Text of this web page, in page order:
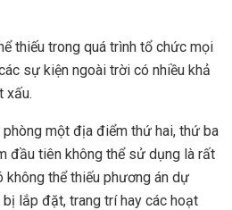
thiếu trong quá trình tổ chức mọi
sự kiện ngoài trời có nhiều khả
xấu.
một địa điểm thứ hai, thứ ba
đầu tiên không thể sử dụng là rất
thể thiếu phương án dự
lắp đặt, trang trí hay các hoạt